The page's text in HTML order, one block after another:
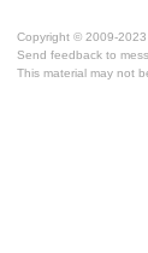
Copyright © 2009-2023
Send feedback to
This material may not